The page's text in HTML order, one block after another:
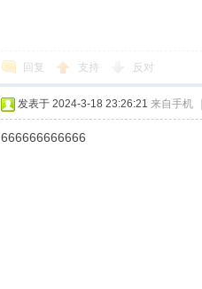
回复 支持 反对
发表于 2024-3-18 23:26:21 来自手机
666666666666